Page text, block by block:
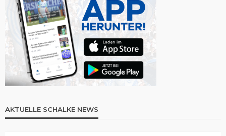
AKTUELLE SCHALKE NEWS